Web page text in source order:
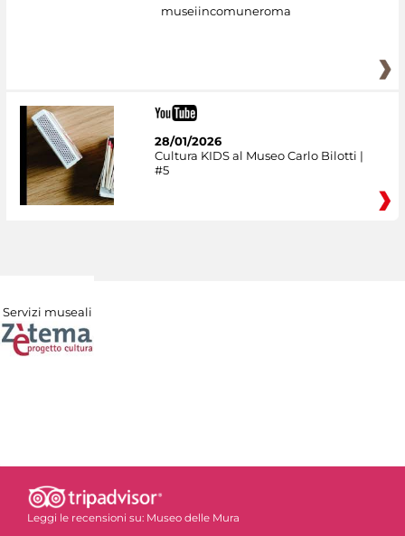
museiincomuneroma
28/01/2026
Cultura KIDS al Museo Carlo Bilotti |
#5
Servizi museali
Leggi le recensioni su: Museo delle Mura